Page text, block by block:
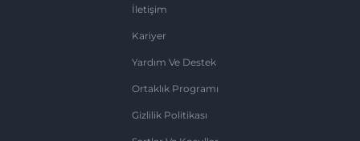
İletişim
Kariyer
Yardım Ve Destek
Ortaklık Programı
Gizlilik Politikası